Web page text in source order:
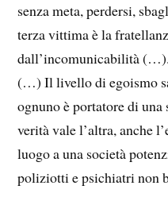
senza meta, perdersi,
terza vittima è la
dall’incomunicabilità
(…) Il livello di egoismo
ognuno è portatore di una
verità vale l’altra, anche
luogo a una società
poliziotti e psichiatri non